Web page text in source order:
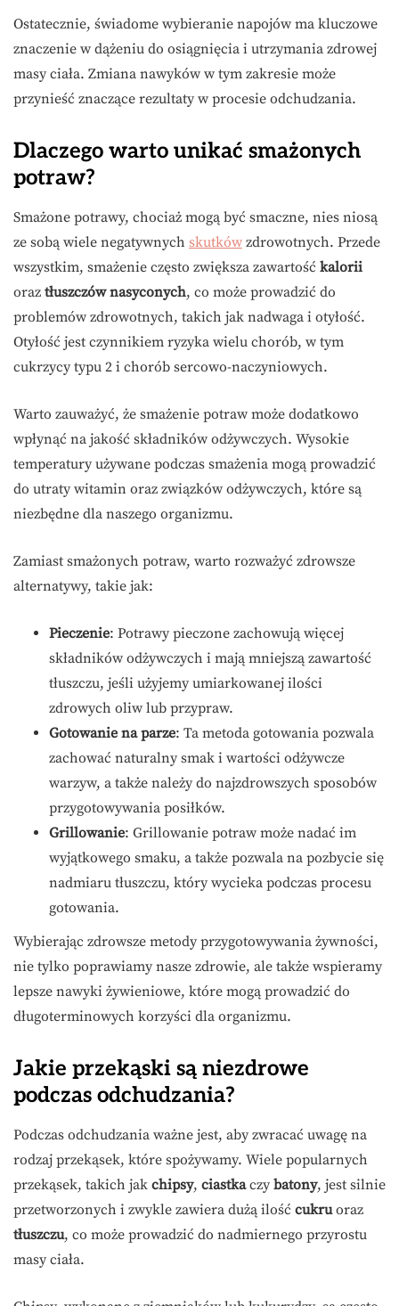
Ostatecznie, świadome wybieranie napojów ma kluczowe
znaczenie w dążeniu do osiągnięcia i utrzymania zdrowej
masy ciała. Zmiana nawyków w tym zakresie może
przynieść znaczące rezultaty w procesie odchudzania.
Dlaczego warto unikać smażonych
potraw?
Smażone potrawy, chociaż mogą być smaczne, nies niosą
ze sobą wiele negatywnych skutków zdrowotnych. Przede
wszystkim, smażenie często zwiększa zawartość kalorii
oraz tłuszczów nasyconych, co może prowadzić do
problemów zdrowotnych, takich jak nadwaga i otyłość.
Otyłość jest czynnikiem ryzyka wielu chorób, w tym
cukrzycy typu 2 i chorób sercowo-naczyniowych.
Warto zauważyć, że smażenie potraw może dodatkowo
wpłynąć na jakość składników odżywczych. Wysokie
temperatury używane podczas smażenia mogą prowadzić
do utraty witamin oraz związków odżywczych, które są
niezbędne dla naszego organizmu.
Zamiast smażonych potraw, warto rozważyć zdrowsze
alternatywy, takie jak:
Pieczenie: Potrawy pieczone zachowują więcej
składników odżywczych i mają mniejszą zawartość
tłuszczu, jeśli użyjemy umiarkowanej ilości
zdrowych oliw lub przypraw.
Gotowanie na parze: Ta metoda gotowania pozwala
zachować naturalny smak i wartości odżywcze
warzyw, a także należy do najzdrowszych sposobów
przygotowywania posiłków.
Grillowanie: Grillowanie potraw może nadać im
wyjątkowego smaku, a także pozwala na pozbycie się
nadmiaru tłuszczu, który wycieka podczas procesu
gotowania.
Wybierając zdrowsze metody przygotowywania żywności,
nie tylko poprawiamy nasze zdrowie, ale także wspieramy
lepsze nawyki żywieniowe, które mogą prowadzić do
długoterminowych korzyści dla organizmu.
Jakie przekąski są niezdrowe
podczas odchudzania?
Podczas odchudzania ważne jest, aby zwracać uwagę na
rodzaj przekąsek, które spożywamy. Wiele popularnych
przekąsek, takich jak chipsy, ciastkaczy batony, jest silnie
przetworzonych i zwykle zawiera dużą ilość cukruoraz
tłuszczu, co może prowadzić do nadmiernego przyrostu
masy ciała.